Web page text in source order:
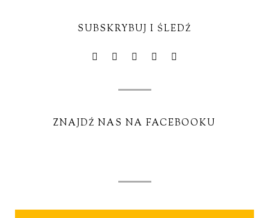
SUBSKRYBUJ I ŚLEDŹ
ZNAJDŹ NAS NA FACEBOOKU